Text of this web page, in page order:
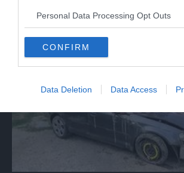
Personal Data Processing Opt Outs
CONFIRM
Data Deletion Data Access
Delmastro, la Camera nega
l'acquisizione delle chat